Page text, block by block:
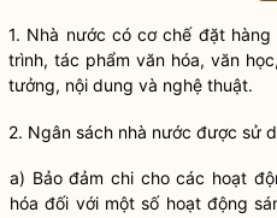
1. Nhà nước có cơ chế đặt
trình, tác phẩm văn hóa, văn
tưởng, nội dung và nghệ thuật.
2. Ngân sách nhà nước được sử
a) Bảo đảm chi cho các hoạt
hóa đối với một số hoạt động